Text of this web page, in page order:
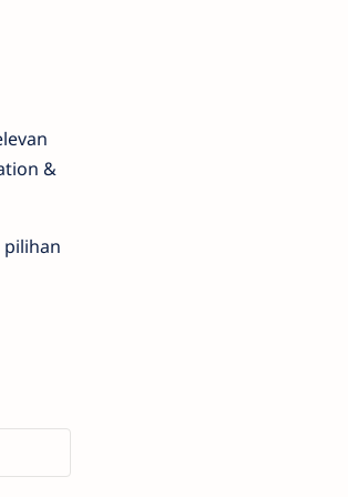
&
pilihan